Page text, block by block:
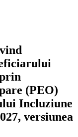
(PEO)
Incluziune
versiunea